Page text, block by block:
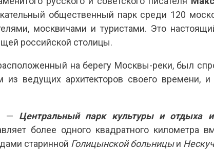
общественный парк среди 120
москвичами и туристами. Это
российской столицы.
на берегу Москвы-реки, был
из ведущих архитекторов своего времени,
— Центральный парк культуры и отдыха
более одного квадратного километра
старинной Голицынской больницыи